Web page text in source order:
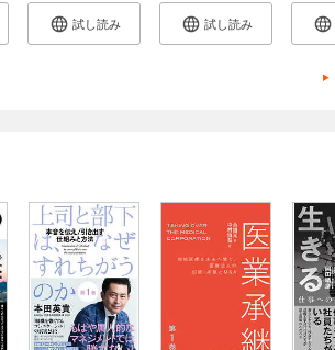
試し読み 試し読み